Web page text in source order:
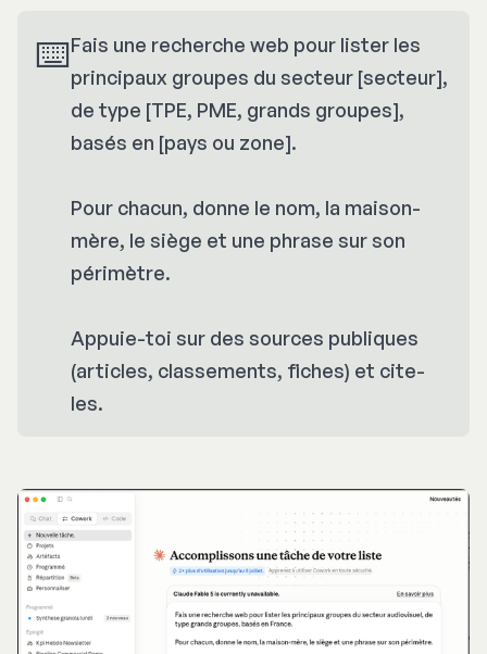
⌨️Fais une recherche web pour lister les
principaux groupes du secteur [secteur],
de type [TPE, PME, grands groupes],
basés en [pays ou zone].
Pour chacun, donne le nom, la maison-
mère, le siège et une phrase sur son
périmètre.
Appuie-toi sur des sources publiques
(articles, classements, fiches) et cite-
les.